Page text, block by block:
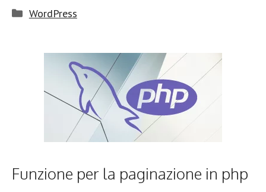
Categorie
WordPress
Funzione per la paginazione in php